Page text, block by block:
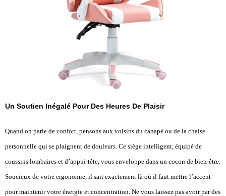
Un Soutien Inégalé Pour Des Heures De Plaisir
Quand on parle de confort, pensons aux voisins du canapé ou de la chaise
personnelle qui se plaignent de douleurs. Ce siège intelligent, équipé de
coussins lombaires et d’appui-tête, vous enveloppe dans un cocon de bien-être.
Soucieux de votre ergonomie, il sait exactement là où il faut mettre l’accent
pour maintenir votre énergie et concentration. Ne vous laissez pas avoir par des